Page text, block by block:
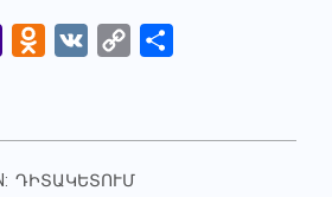
Yahoo
Odnoklassniki
VK
Copy
ԴԻՏԱԿԵՏՈՒՄ